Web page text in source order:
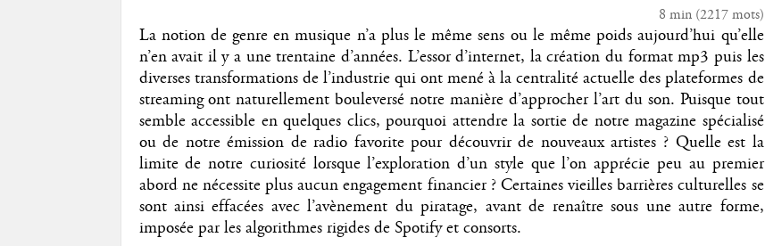
8 min(2217mots)
La notion de genre en musique n’a plus le même sens ou le même poids aujourd’hui qu’elle
n’en avait il y a une trentaine d’années. L’essor d’internet, la création du format mp3 puis les
diverses transformations de l’industrie qui ont mené à la centralité actuelle des plateformes de
streaming ont naturellement bouleversé notre manière d’approcher l’art du son. Puisque tout
semble accessible en quelques clics, pourquoi attendre la sortie de notre magazine spécialisé
ou de notre émission de radio favorite pour découvrir de nouveaux artistes ? Quelle est la
limite de notre curiosité lorsque l’exploration d’un style que l’on apprécie peu au premier
abord ne nécessite plus aucun engagement financier ? Certaines vieilles barrières culturelles se
sont ainsi effacées avec l’avènement du piratage, avant de renaître sous une autre forme,
imposée par les algorithmes rigides de Spotify et consorts.